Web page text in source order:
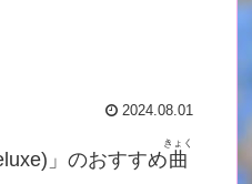
2024.08.01
」のおすすめ曲
きょく